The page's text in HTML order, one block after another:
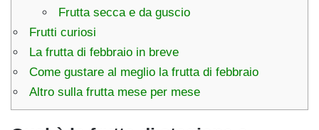
Frutta secca e da guscio
Frutti curiosi
La frutta di febbraio in breve
Come gustare al meglio la frutta di febbraio
Altro sulla frutta mese per mese